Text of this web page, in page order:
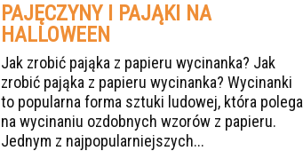
PAJĘCZYNY I PAJĄKI NA
HALLOWEEN
Jak zrobić pająka z papieru wycinanka? Jak
zrobić pająka z papieru wycinanka? Wycinanki
to popularna forma sztuki ludowej, która polega
na wycinaniu ozdobnych wzorów z papieru.
Jednym z najpopularniejszych...